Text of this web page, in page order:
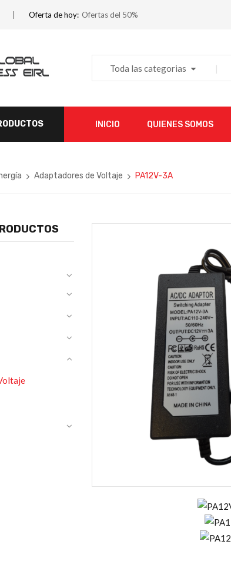
Oferta de hoy: Ofertas del 50%
Toda las categorias
INICIO QUIENES SOMOS
Adaptadores de Voltaje PA12V-3A